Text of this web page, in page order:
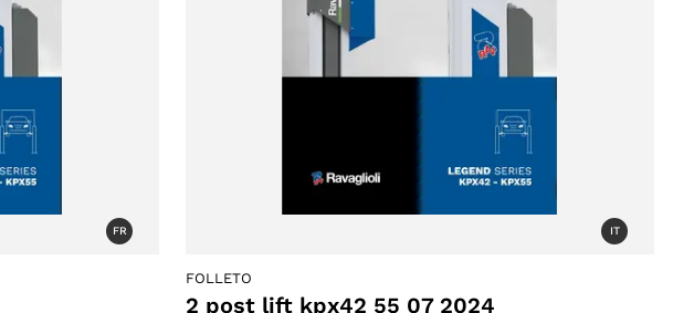
FR IT
FOLLETO
2 post lift kpx42 55 07 2024